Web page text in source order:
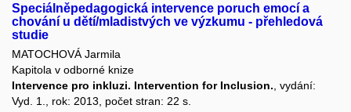
Speciálněpedagogická intervence poruch emocí a
chování u dětí/mladistvých ve výzkumu - přehledová
studie
MATOCHOVÁ Jarmila
Kapitola v odborné knize
Intervence pro inkluzi. Intervention for Inclusion. , vydání:
Vyd. 1., rok: 2013, počet stran: 22 s.